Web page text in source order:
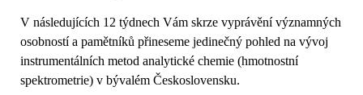
V následujících 12 týdnech Vám skrze vyprávění významných
osobností a pamětníků přineseme jedinečný pohled na vývoj
instrumentálních metod analytické chemie (hmotnostní
spektrometrie) v bývalém Československu.